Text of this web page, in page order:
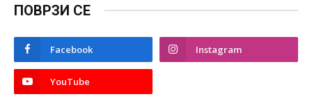
ПОВРЗИ СЕ
Facebook Instagram
YouTube